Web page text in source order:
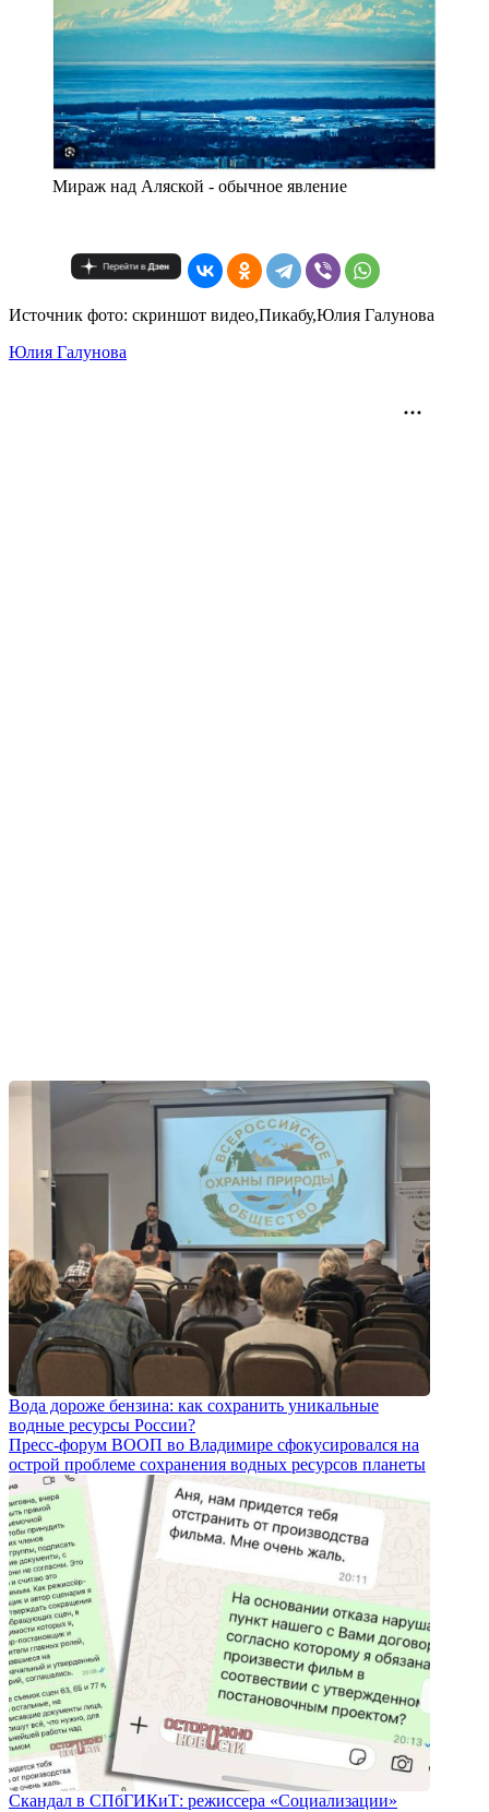
Мираж над Аляской - обычное явление
Источник фото: скриншот видео,Пикабу,Юлия Галунова
Юлия Галунова
Вода дороже бензина: как сохранить уникальные
водные ресурсы России?
Пресс-форум ВООП во Владимире сфокусировался на
острой проблеме сохранения водных ресурсов планеты
Скандал в СПбГИКиТ: режиссера «Социализации»